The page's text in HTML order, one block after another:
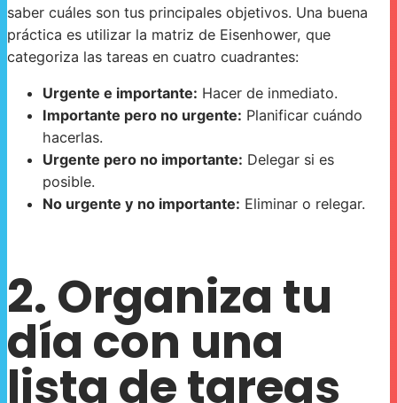
saber cuáles son tus principales objetivos. Una buena
práctica es utilizar la matriz de Eisenhower, que
categoriza las tareas en cuatro cuadrantes:
Urgente e importante: Hacer de inmediato.
Importante pero no urgente: Planificar cuándo
hacerlas.
Urgente pero no importante: Delegar si es
posible.
No urgente y no importante: Eliminar o relegar.
2. Organiza tu
día con una
lista de tareas